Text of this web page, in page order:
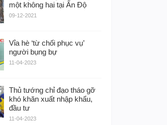
một không hai tại Ấn Độ
09-12-2021
Vỉa hè ‘từ chối phục vụ’
người bụng bự
11-04-2023
Thủ tướng chỉ đạo tháo gỡ
khó khăn xuất nhập khẩu,
đầu tư
11-04-2023